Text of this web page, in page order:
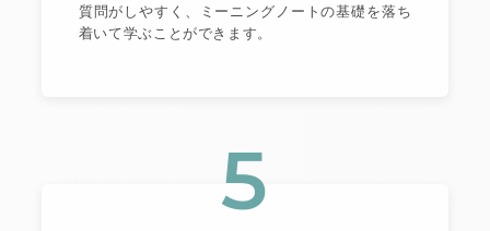
質問がしやすく、ミーニングノートの基礎を落ち
着いて学ぶことができます。
5